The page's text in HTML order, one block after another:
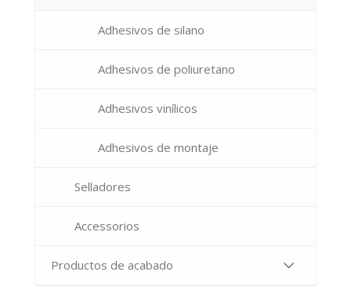
Adhesivos de silano
Adhesivos de poliuretano
Adhesivos vinílicos
Adhesivos de montaje
Selladores
Accessorios
Productos de acabado